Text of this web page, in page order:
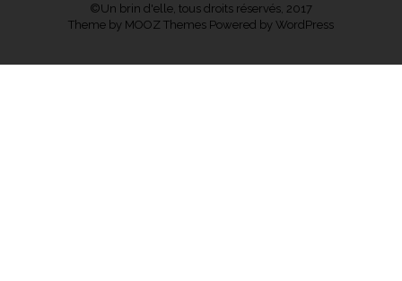
©Un brin d'elle, tous droits réservés, 2017
Theme by MOOZ Themes Powered by WordPress